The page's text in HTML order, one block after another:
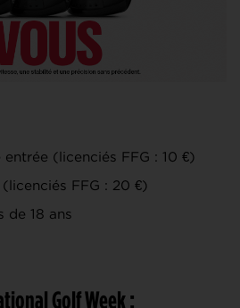
entrée (licenciés FFG : 10 €)
(licenciés FFG : 20 €)
de 18 ans
Golf Week :